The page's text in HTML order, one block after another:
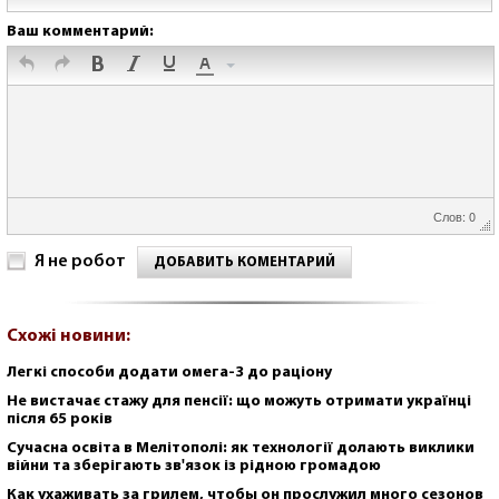
Ваш комментарий:
Слов: 0
Я не робот ДОБАВИТЬ КОМЕНТАРИЙ
Схожі новини:
Легкі способи додати омега-3 до раціону
Не вистачає стажу для пенсії: що можуть отримати українці
після 65 років
Сучасна освіта в Мелітополі: як технології долають виклики
війни та зберігають зв'язок із рідною громадою
Как ухаживать за грилем, чтобы он прослужил много сезонов